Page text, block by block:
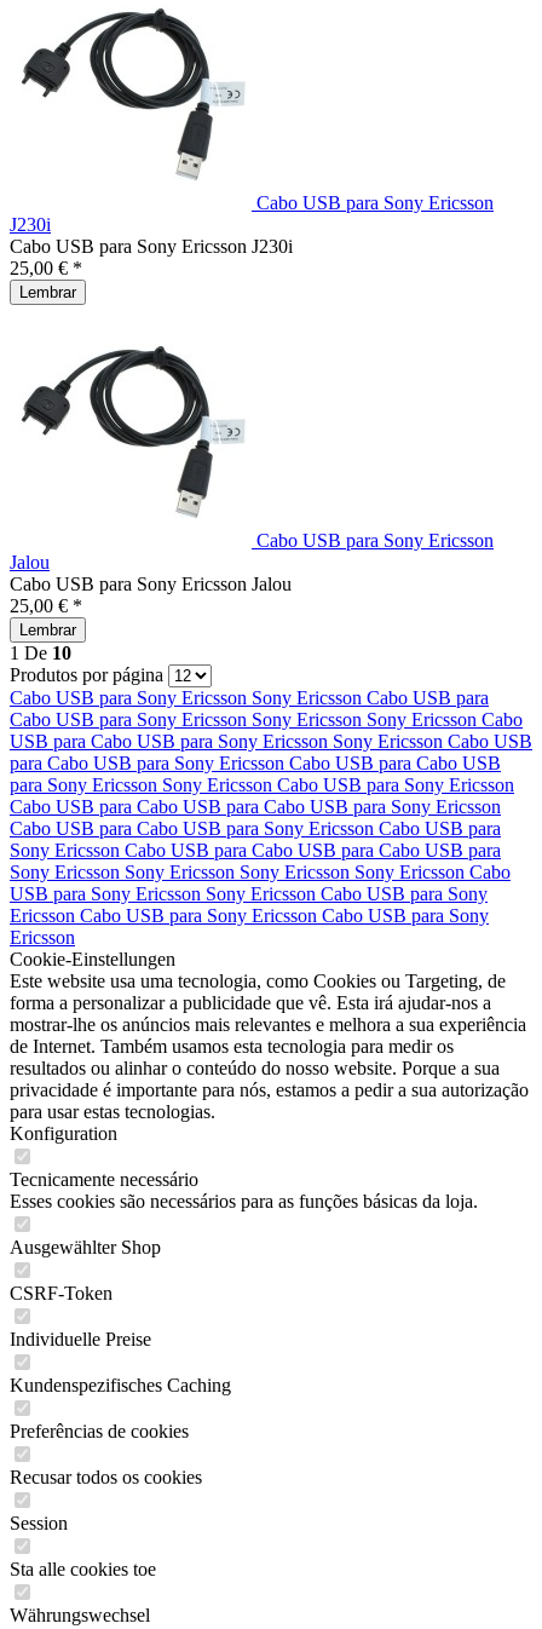
Cabo USB para Sony Ericsson
J230i
Cabo USB para Sony Ericsson J230i
25,00 € *
Lembrar
Cabo USB para Sony Ericsson
Jalou
Cabo USB para Sony Ericsson Jalou
25,00 € *
Lembrar
1 De 10
Produtos por página
Cabo USB para Sony Ericsson Sony Ericsson Cabo USB para
Cabo USB para Sony Ericsson Sony Ericsson Sony Ericsson Cabo
USB para Cabo USB para Sony Ericsson Sony Ericsson Cabo USB
para Cabo USB para Sony Ericsson Cabo USB para Cabo USB
para Sony Ericsson Sony Ericsson Cabo USB para Sony Ericsson
Cabo USB para Cabo USB para Cabo USB para Sony Ericsson
Cabo USB para Cabo USB para Sony Ericsson Cabo USB para
Sony Ericsson Cabo USB para Cabo USB para Cabo USB para
Sony Ericsson Sony Ericsson Sony Ericsson Sony Ericsson Cabo
USB para Sony Ericsson Sony Ericsson Cabo USB para Sony
Ericsson Cabo USB para Sony Ericsson Cabo USB para Sony
Ericsson
Cookie-Einstellungen
Este website usa uma tecnologia, como Cookies ou Targeting, de
forma a personalizar a publicidade que vê. Esta irá ajudar-nos a
mostrar-lhe os anúncios mais relevantes e melhora a sua experiência
de Internet. Também usamos esta tecnologia para medir os
resultados ou alinhar o conteúdo do nosso website. Porque a sua
privacidade é importante para nós, estamos a pedir a sua autorização
para usar estas tecnologias.
Konfiguration
Tecnicamente necessário
Esses cookies são necessários para as funções básicas da loja.
Ausgewählter Shop
CSRF-Token
Individuelle Preise
Kundenspezifisches Caching
Preferências de cookies
Recusar todos os cookies
Session
Sta alle cookies toe
Währungswechsel